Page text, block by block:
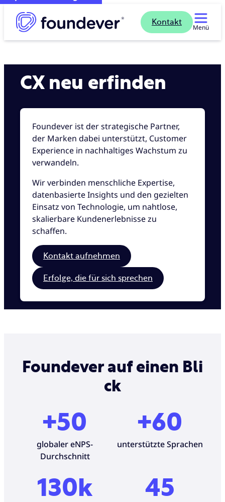
Kontakt
Menü
CX neu erfinden
Foundever ist der strategische Partner,
der Marken dabei unterstützt, Customer
Experience in nachhaltiges Wachstum zu
verwandeln.
Wir verbinden menschliche Expertise,
datenbasierte Insights und den gezielten
Einsatz von Technologie, um nahtlose,
skalierbare Kundenerlebnisse zu
schaffen.
Kontakt aufnehmen
Erfolge, die für sich sprechen
Foundever auf einen Bli
ck
+50
globaler eNPS-
Durchschnitt
+60
unterstützte Sprachen
130k 45